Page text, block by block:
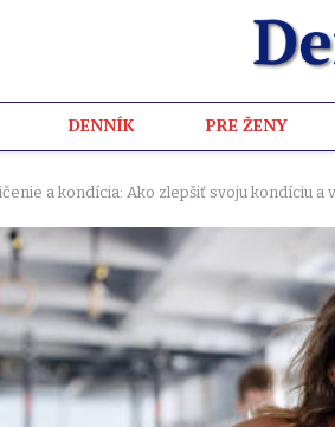
DENNÍK PRE ŽENY
a kondícia: Ako zlepšiť svoju kondíciu a